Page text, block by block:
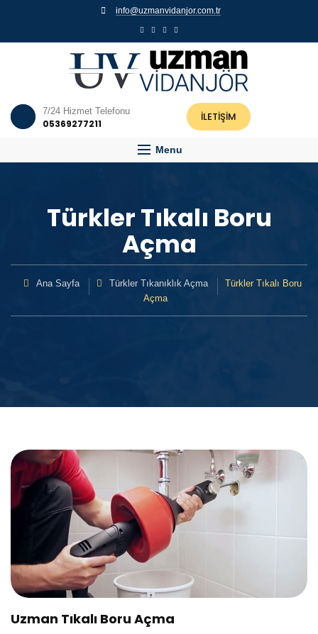
info@uzmanvidanjor.com.tr
7/24 Hizmet Telefonu
05369277211 İLETİŞİM
Menu
Türkler Tıkalı Boru
Açma
Ana Sayfa Türkler Tıkanıklık Açma
Türkler Tıkalı Boru
Açma
Uzman Tıkalı Boru Açma